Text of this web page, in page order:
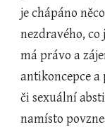
je chápáno
nezdravého, co
má právo a
antikoncepce
či sexuální
namísto